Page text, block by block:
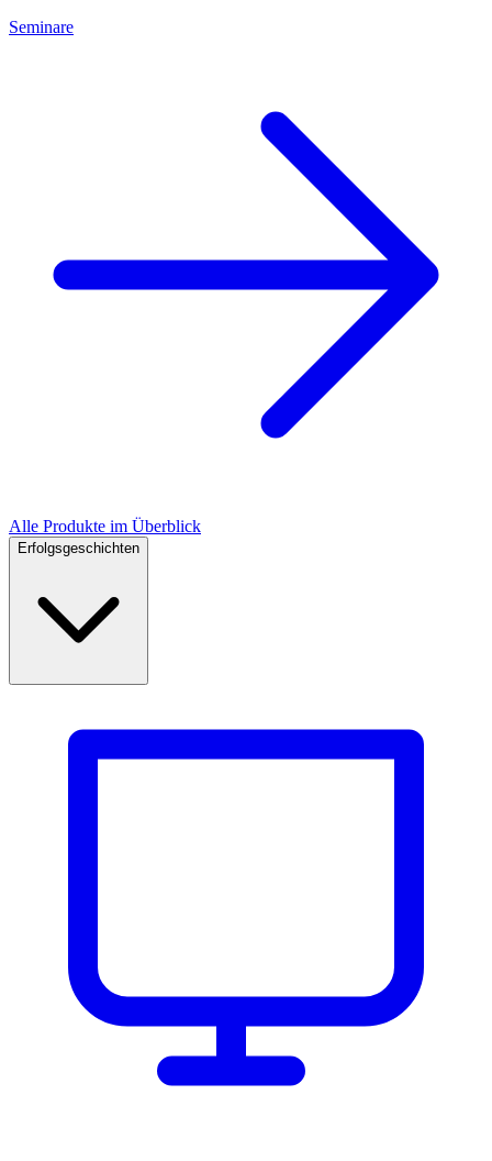
Seminare
Alle Produkte im Überblick
Erfolgsgeschichten